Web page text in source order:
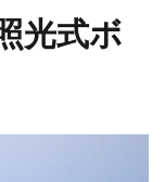
光式ボ